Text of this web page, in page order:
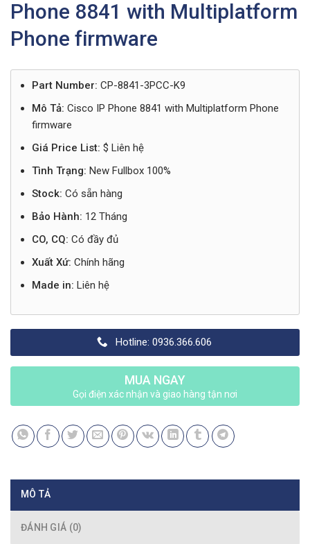
Phone 8841 with Multiplatform
Phone firmware
Part Number: CP-8841-3PCC-K9
Mô Tả: Cisco IP Phone 8841 with Multiplatform Phone
firmware
Giá Price List: $ Liên hệ
Tình Trạng: New Fullbox 100%
Stock: Có sẵn hàng
Bảo Hành: 12 Tháng
CO, CQ: Có đầy đủ
Xuất Xứ: Chính hãng
Made in: Liên hệ
Hotline: 0936.366.606
MUA NGAY
Gọi điện xác nhận và giao hàng tận nơi
MÔ TẢ
ĐÁNH GIÁ (0)